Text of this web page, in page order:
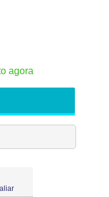
agora